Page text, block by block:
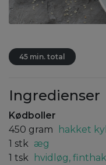
45 min. total
Ingredienser
Kødboller
450 gram
hakket
1 stk æg
1 tsk
hvidløg,